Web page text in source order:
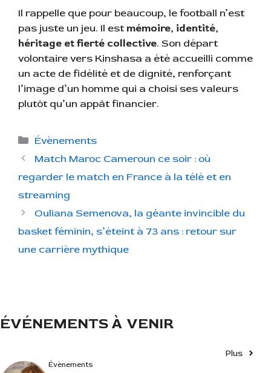
Il rappelle que pour beaucoup, le football n’est
pas juste un jeu. Il est mémoire, identité,
héritage et fierté collective. Son départ
volontaire vers Kinshasa a été accueilli comme
un acte de fidélité et de dignité, renforçant
l’image d’un homme qui a choisi ses valeurs
plutôt qu’un appât financier.
C
a
é
g
o
r
Évènements
Match Maroc Cameroun ce soir : où
regarder le match en France à la télé et en
streaming
Ouliana Semenova, la géante invincible du
basket féminin, s’éteint à 73 ans : retour sur
une carrière mythique
ÉVÉNEMENTS À VENIR
Plus
Évènements